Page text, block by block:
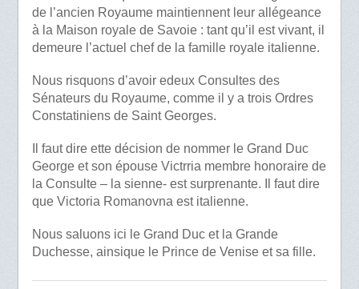
de l’ancien Royaume maintiennent leur allégeance
à la Maison royale de Savoie : tant qu’il est vivant, il
demeure l’actuel chef de la famille royale italienne.
Nous risquons d’avoir edeux Consultes des
Sénateurs du Royaume, comme il y a trois Ordres
Constatiniens de Saint Georges.
Il faut dire ette décision de nommer le Grand Duc
George et son épouse Victrria membre honoraire de
la Consulte – la sienne- est surprenante. Il faut dire
que Victoria Romanovna est italienne.
Nous saluons ici le Grand Duc et la Grande
Duchesse, ainsique le Prince de Venise et sa fille.